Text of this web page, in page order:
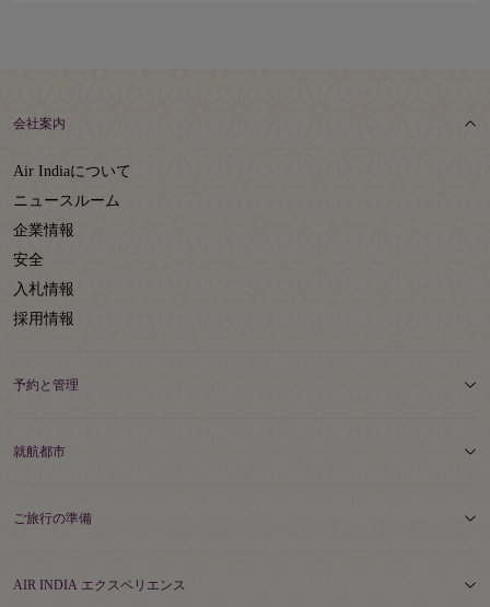
会社案内
Air Indiaについて
ニュースルーム
企業情報
安全
入札情報
採用情報
予約と管理
就航都市
ご旅行の準備
AIR INDIA エクスペリエンス